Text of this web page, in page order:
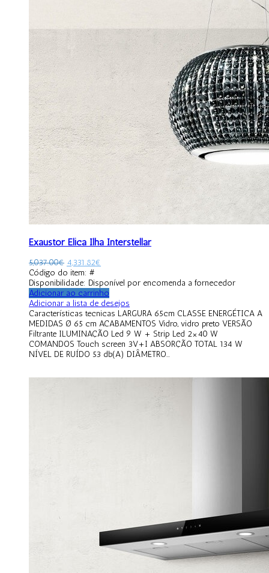
Exaustor Elica Ilha Interstellar
5,037.00€ 4,331.82€
Código do item: #
Disponibilidade: Disponível por encomenda a fornecedor
Adicionar ao carrinho
Adicionar a lista de desejos
Características tecnicas LARGURA 65cm CLASSE ENERGÉTICA A
MEDIDAS Ø 65 cm ACABAMENTOS Vidro, vidro preto VERSÃO
Filtrante ILUMINAÇÃO Led 9 W + Strip Led 2×40 W
COMANDOS Touch screen 3V+I ABSORÇÃO TOTAL 134 W
NÍVEL DE RUÍDO 53 db(A) DIÂMETRO...